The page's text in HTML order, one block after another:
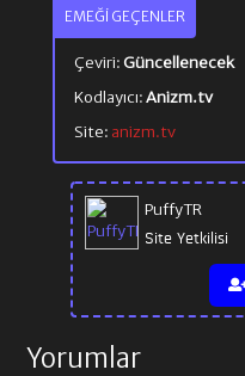
PuffyTR
Site Yetkilisi
EMEĞI GEÇENLER
Çeviri: Güncellenecek
Kodlayıcı:Anizm.tv
Site: anizm.tv
Yorumlar